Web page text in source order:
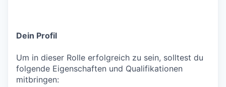
Dein Profil
Um in dieser Rolle erfolgreich zu sein, solltest du
folgende Eigenschaften und Qualifikationen
mitbringen: